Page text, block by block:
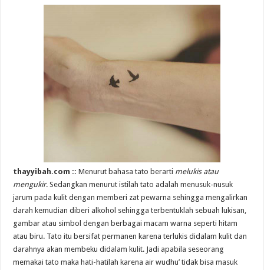
thayyibah.com ::Menurut bahasa tato berarti melukis atau
mengukir. Sedangkan menurut istilah tato adalah menusuk-nusuk
jarum pada kulit dengan memberi zat pewarna sehingga mengalirkan
darah kemudian diberi alkohol sehingga terbentuklah sebuah lukisan,
gambar atau simbol dengan berbagai macam warna seperti hitam
atau biru. Tato itu bersifat permanen karena terlukis didalam kulit dan
darahnya akan membeku didalam kulit. Jadi apabila seseorang
memakai tato maka hati-hatilah karena air wudhu’ tidak bisa masuk